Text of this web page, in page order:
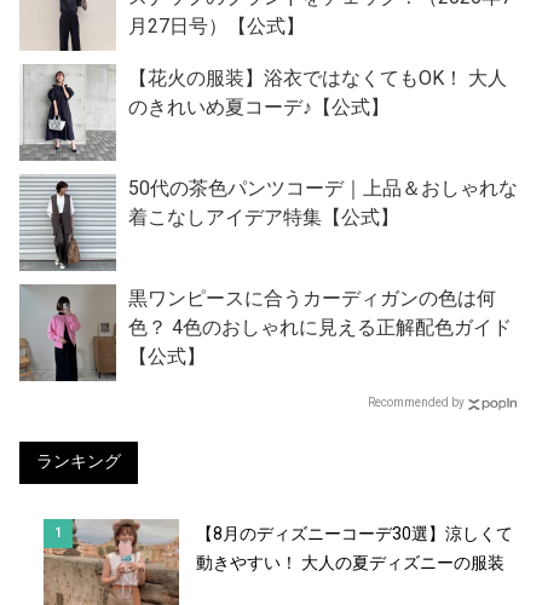
月27日号）【公式】
【花火の服装】浴衣ではなくてもOK！ 大人
のきれいめ夏コーデ♪【公式】
50代の茶色パンツコーデ｜上品＆おしゃれな
着こなしアイデア特集【公式】
黒ワンピースに合うカーディガンの色は何
色？ 4色のおしゃれに見える正解配色ガイド
【公式】
Recommended by
ランキング
【8月のディズニーコーデ30選】涼しくて
動きやすい！ 大人の夏ディズニーの服装